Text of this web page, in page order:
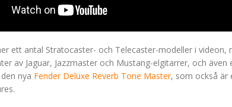
ett antal Stratocaster- och Telecaster-modeller i
av Jaguar, Jazzmaster och Mustang-elgitarrer, och
nya Fender Deluxe Reverb Tone Master, som också är